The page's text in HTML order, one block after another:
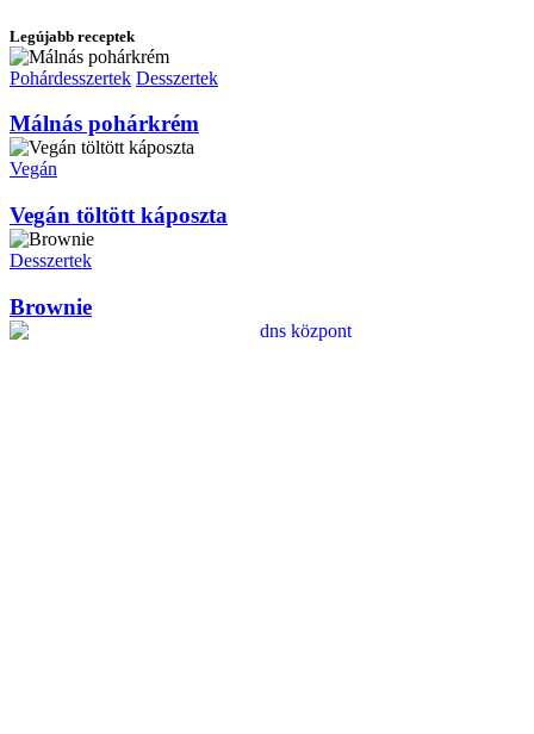
Legújabb receptek
Pohárdesszertek Desszertek
Málnás pohárkrém
Vegán
Vegán töltött káposzta
Desszertek
Brownie